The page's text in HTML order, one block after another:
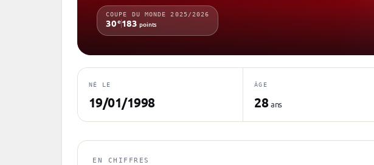
COUPE DU MONDE 2025/2026
30e183 points
NÉ LE
19/01/1998
ÂGE
28 ans
EN CHIFFRES